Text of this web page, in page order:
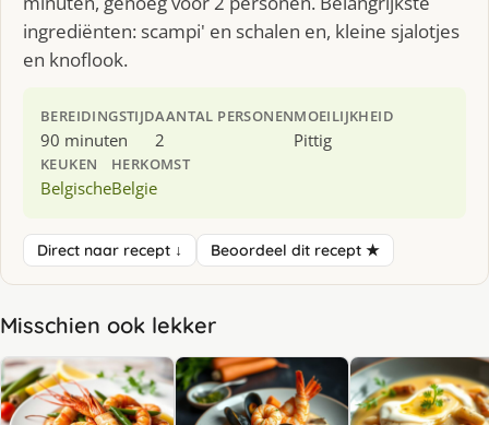
ingrediënten: scampi' en schalen en, kleine sjalotjes
en knoflook.
BEREIDINGSTIJD
90 minuten
AANTAL PERSONEN
2
MOEILIJKHEID
Pittig
KEUKEN
Belgische
HERKOMST
Belgie
Direct naar recept ↓ Beoordeel dit recept ★
Misschien ook lekker